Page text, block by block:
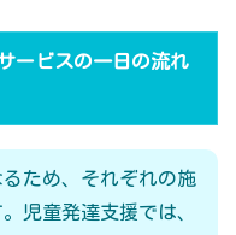
ービスの一日の流れ
ため、それぞれの施
児童発達支援では、